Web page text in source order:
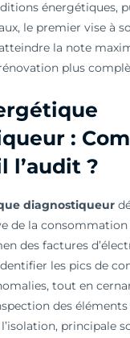
énergétiques,
le premier vise à
la note
plus
:
l’audit ?
diagnostiqueur
de la
des factures
les pics de
tout en
des
principale